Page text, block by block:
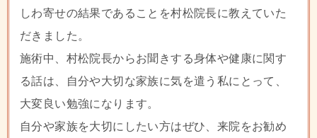
しわ寄せの結果であることを村松院長に教えていた
だきました。
施術中、村松院長からお聞きする身体や健康に関す
る話は、自分や大切な家族に気を遣う私にとって、
大変良い勉強になります。
自分や家族を大切にしたい方はぜひ、来院をお勧め